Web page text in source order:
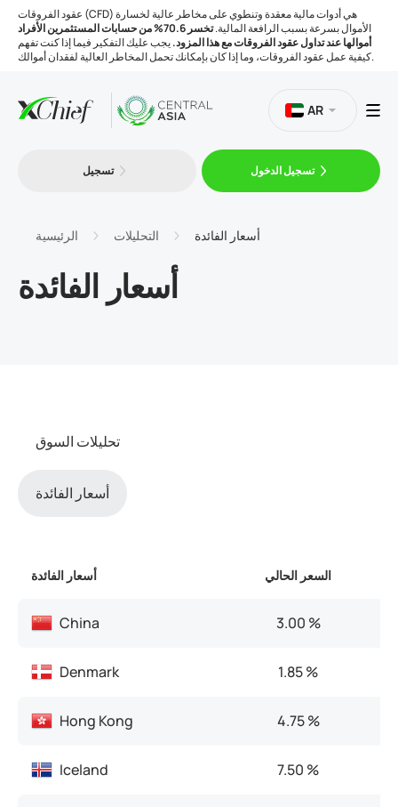
عقود الفروقات (CFD) هي أدوات مالية معقدة وتنطوي على مخاطر عالية لخسارة
الأموال بسرعة بسبب الرافعة المالية.
تخسر 70.6% من حسابات المستثمرين الأفراد
أموالها عند تداول عقود الفروقات مع هذا المزود.يجب عليك التفكير فيما إذا كنت تفهم
كيفية عمل عقود الفروقات، وما إذا كان بإمكانك تحمل المخاطر العالية لفقدان أموالك.
المنصات
الأدوات
AR
تسجيل تسجيل الدخول
الرئيسية التحليلات أسعار الفائدة
أسعار الفائدة
تحليلات السوق
أسعار الفائدة
أسعار الفائدة السعر الحالي
China 3.00 %
Denmark 1.85 %
Hong Kong 4.75 %
Iceland 7.50 %